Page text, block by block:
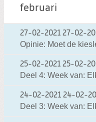
februari
27-02-2021 27-02-
Opinie: Moet de
25-02-2021 25-02-
Deel 4: Week van:
24-02-2021 24-02-
Deel 3: Week van: